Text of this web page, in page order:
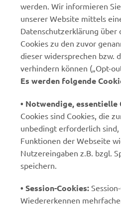
werden. Wir informieren
unserer Website mittels
Datenschutzerklärung über
Cookies zu den zuvor
dieser widersprechen bzw.
verhindern können („Opt-
Es werden folgende
• Notwendige, essentielle
Cookies sind Cookies, die
unbedingt erforderlich
Funktionen der Webseite
Nutzereingaben z.B. bzgl.
speichern.
• Session-Cookies:
Wiedererkennen